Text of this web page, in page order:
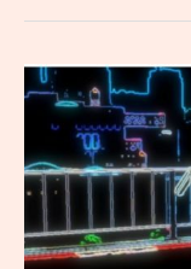
La
mise
jour
de
Super
Mario